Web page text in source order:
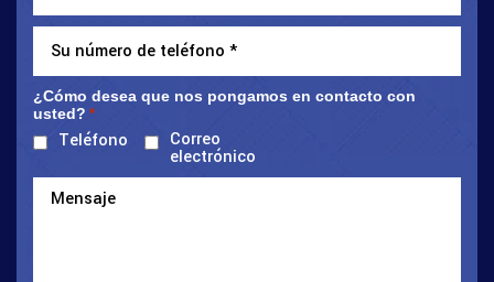
¿Cómo desea que nos pongamos en contacto con
usted? *
Teléfono Correo
electrónico